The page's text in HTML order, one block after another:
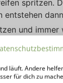
spritzen.
entstehen
und
läuft. Andere
für dich zu